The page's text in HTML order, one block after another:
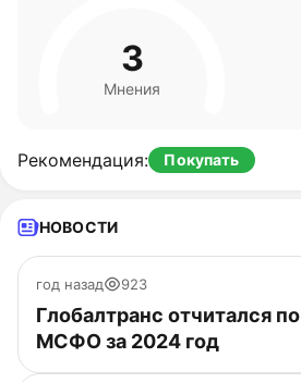
3
Мнения
Рекомендация: Покупать
НОВОСТИ
год назад 923
Глобалтранс отчитался по
МСФО за 2024 год